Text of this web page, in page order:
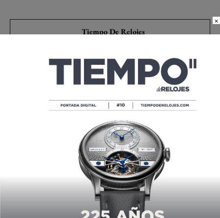
Tiempo De Relojes
comunicación de referencia en
alta relojería en español. Fundada
por Carlos Alonso, Tiempo de
Relojes nació como revista en
1996 y celebra su 30 aniversario
en el 2026.
Medusa Tiempo de Relojes
×